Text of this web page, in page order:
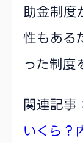
助金制度
性もある
った制度
関連記事
いくら？